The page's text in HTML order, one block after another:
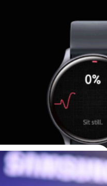
วย และจะใช้รหัส SM-R840
จะเพิ่มแอปตรวจ
Active 2 ปลายปีนี้
ว่ามีแผนที่จะนำแอปตรวจ
Monitor) วัดความดันโลหิต
ได้รับการอนุมัติตามกฎหมาย
อาหารและยาของเกาหลีใต้
มือนกับอุปกรณ์การแพทย์
ห้ใช้แอปสำหรับอุปกรณ์
รมาสที่ 3 ของ 2020 และจะ
ที่กำลังจะมาถึง เริ่มต้นการ
กรณ์กับเครื่องวัดความดัน
เพื่อให้ค่าตรงตามมาตรฐาน
ามดันโลหิตได้ตลอดตามที่
Watch และ